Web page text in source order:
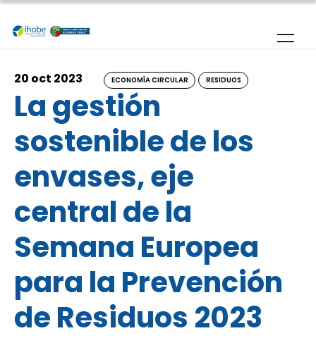
Pasar al contenido principal
20 oct 2023 ECONOMÍA CIRCULAR RESIDUOS
La gestión
sostenible de los
envases, eje
central de la
Semana Europea
para la Prevención
de Residuos 2023